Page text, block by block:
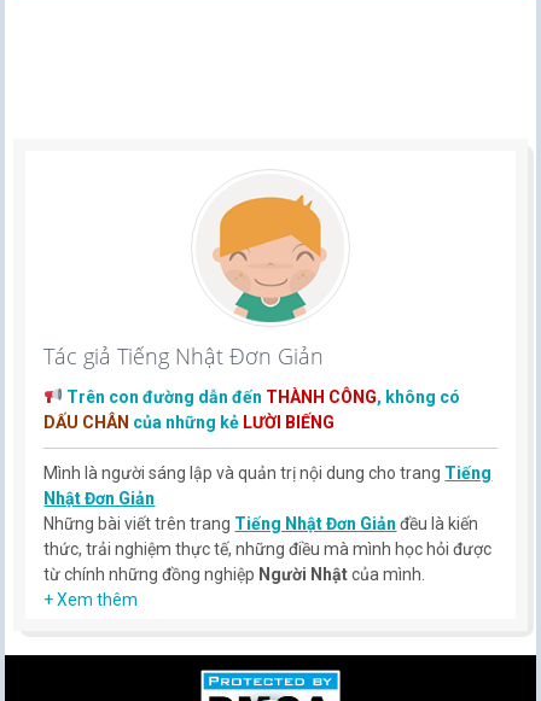
Tác giả Tiếng Nhật Đơn Giản
Trên con đường dẫn đến THÀNH CÔNG, không có
DẤU CHÂN của những kẻ LƯỜI BIẾNG
Mình là người sáng lập và quản trị nội dung cho trang Tiếng
Nhật Đơn Giản
Những bài viết trên trang Tiếng Nhật Đơn Giản đều là kiến
thức, trải nghiệm thực tế, những điều mà mình học hỏi được
từ chính những đồng nghiệp Người Nhậtcủa mình.
Hy vọng rằng kinh nghiệm mà mình có được sẽ giúp các bạn
+ Xem thêm